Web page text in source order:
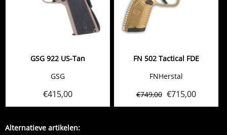
GSG 922 US-Tan
GSG
€415,00
FN 502 Tactical FDE
FNHerstal
€749,00 €715,00
Alternatieve artikelen: